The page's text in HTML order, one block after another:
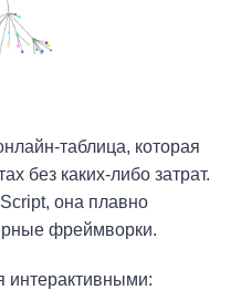
таблица, которая
без каких-либо затрат.
она плавно
фреймворки.
интерактивными: